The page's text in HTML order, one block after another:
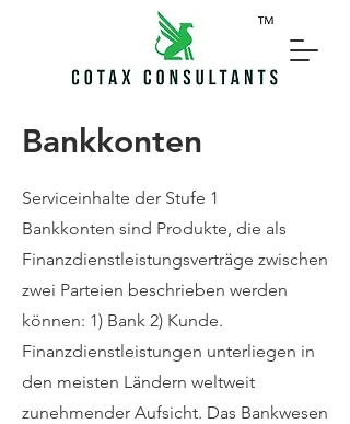
Bankkonten
Serviceinhalte der Stufe 1
Bankkonten sind Produkte, die als
Finanzdienstleistungsverträge zwischen
zwei Parteien beschrieben werden
können: 1) Bank 2) Kunde.
Finanzdienstleistungen unterliegen in
den meisten Ländern weltweit
zunehmender Aufsicht. Das Bankwesen